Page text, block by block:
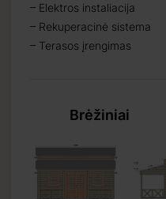
– Elektros instaliacija
– Rekuperacinė sistema
– Terasos įrengimas
Brėžiniai